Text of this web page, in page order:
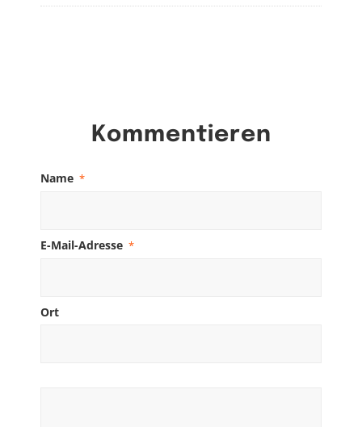
Kommentieren
Name *
E-Mail-Adresse *
Ort